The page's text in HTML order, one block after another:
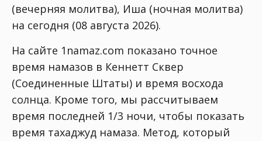
(вечерняя молитва), Иша (ночная молитва)
на сегодня (08 августа 2026).
На сайте 1namaz.com показано точное
время намазов в Кеннетт Сквер
(Соединенные Штаты) и время восхода
солнца. Кроме того, мы рассчитываем
время последней 1/3 ночи, чтобы показать
время тахаджуд намаза. Метод, который